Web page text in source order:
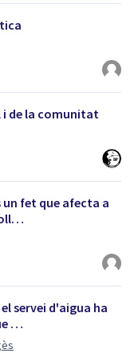
i de la comunitat
un fet que afecta a
servei d'aigua ha
…